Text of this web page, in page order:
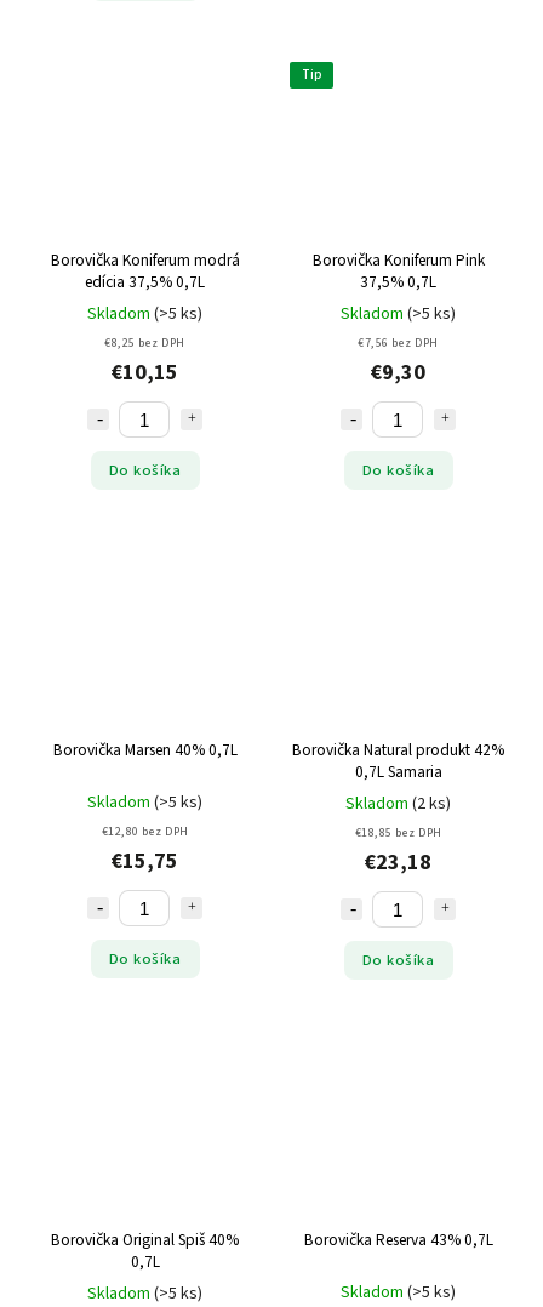
Borovička Koniferum modrá
edícia 37,5% 0,7L
Skladom (>5 ks)
€8,25 bez DPH
€10,15
Do košíka
Tip
Borovička Koniferum Pink
37,5% 0,7L
Skladom (>5 ks)
€7,56 bez DPH
€9,30
Do košíka
Borovička Marsen 40% 0,7L
Skladom (>5 ks)
€12,80 bez DPH
€15,75
Do košíka
Borovička Natural produkt 42%
0,7L Samaria
Skladom (2 ks)
€18,85 bez DPH
€23,18
Do košíka
Borovička Original Spiš 40%
0,7L
Skladom (>5 ks)
Borovička Reserva 43% 0,7L
Skladom (>5 ks)